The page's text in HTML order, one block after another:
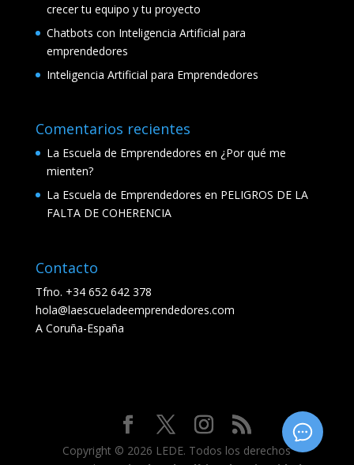
crecer tu equipo y tu proyecto
Chatbots con Inteligencia Artificial para
emprendedores
Inteligencia Artificial para Emprendedores
Comentarios recientes
La Escuela de Emprendedores en ¿Por qué me
mienten?
La Escuela de Emprendedores en PELIGROS DE LA
FALTA DE COHERENCIA
Contacto
Tfno. +34 652 642 378
hola@laescueladeemprendedores.com
A Coruña-España
Copyright © 2026 LEDE. Todos los derechos